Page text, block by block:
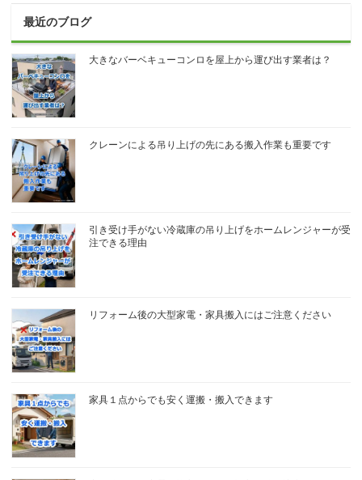
最近のブログ
大きなバーベキューコンロを屋上から運び出す業者は？
クレーンによる吊り上げの先にある搬入作業も重要です
引き受け手がない冷蔵庫の吊り上げをホームレンジャーが受
注できる理由
リフォーム後の大型家電・家具搬入にはご注意ください
家具１点からでも安く運搬・搬入できます